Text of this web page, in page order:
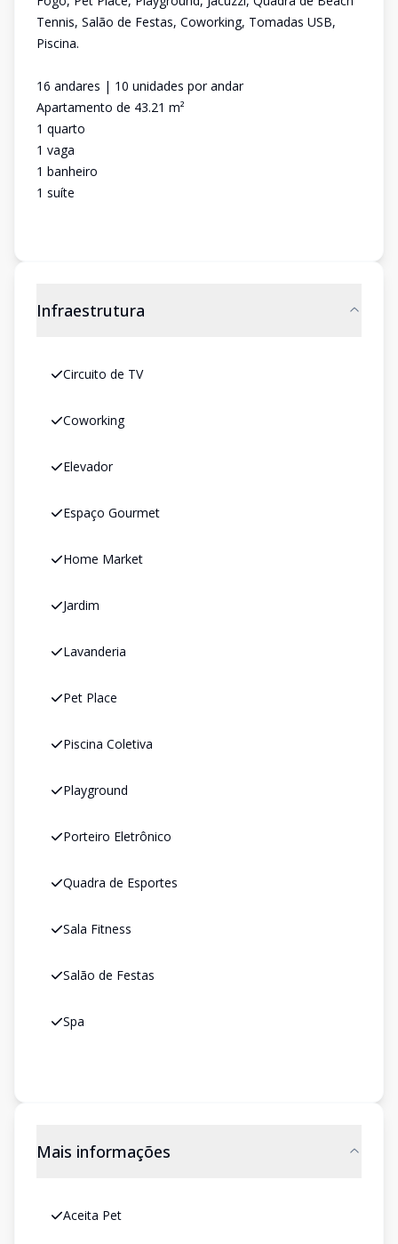
Tennis, Salão de Festas, Coworking, Tomadas USB,
Piscina.
16 andares | 10 unidades por andar
Apartamento de 43.21 m²
1 quarto
1 vaga
1 banheiro
1 suíte
Infraestrutura
Circuito de TV
Coworking
Elevador
Espaço Gourmet
Home Market
Jardim
Lavanderia
Pet Place
Piscina Coletiva
Playground
Porteiro Eletrônico
Quadra de Esportes
Sala Fitness
Salão de Festas
Spa
Mais informações
Aceita Pet